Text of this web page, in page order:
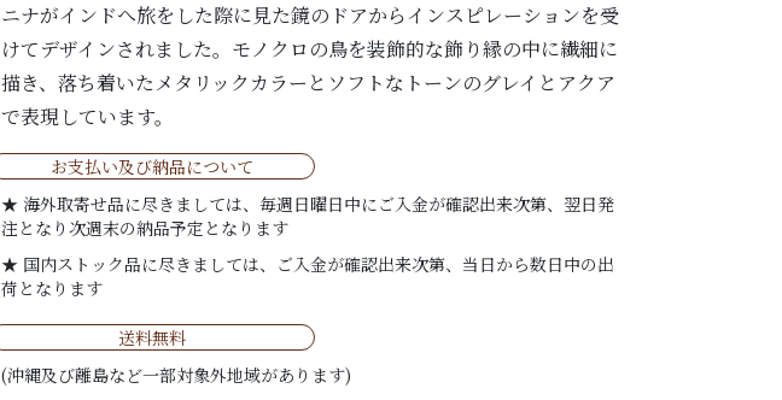
ニナがインドへ旅をした際に見た鏡のドアからインスピレーションを受
けてデザインされました。モノクロの鳥を装飾的な飾り縁の中に繊細に
描き、落ち着いたメタリックカラーとソフトなトーンのグレイとアクア
で表現しています。
お支払い及び納品について
★ 海外取寄せ品に尽きましては、毎週日曜日中にご入金が確認出来次第、翌日発
注となり次週末の納品予定となります
★ 国内ストック品に尽きましては、ご入金が確認出来次第、当日から数日中の出
荷となります
送料無料
(沖縄及び離島など一部対象外地域があります)